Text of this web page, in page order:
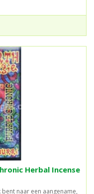
Herbal Incense
naar een aangename,